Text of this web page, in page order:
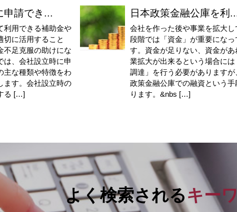
申請でき...
利用できる補助金や
切に活用すること
不足克服の助けにな
は、会社設立時に申
主な種類や特徴をわ
ます。会社設立時の
る […]
日本政策金融公庫を利
会社を作った後や事業を拡大し
段階では「資金」が重要になっ
す。資金が足りない、資金があ
業拡大が出来るという場合には
調達」を行う必要がありますが
政策金融公庫での融資という手
ります。&nbs […]
よく検索されるキー